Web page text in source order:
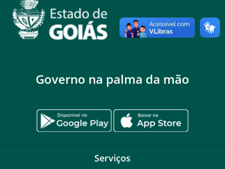
Governo na palma da mão
Serviços